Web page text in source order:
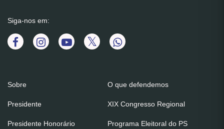
Siga-nos em:
Sobre
Presidente
Presidente Honorário
O que defendemos
XIX Congresso Regional
Programa Eleitoral do PS